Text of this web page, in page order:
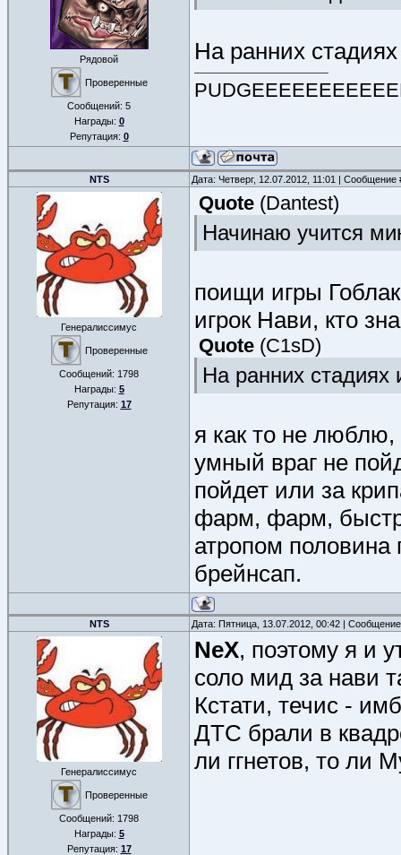
Рядовой
Проверенные
Сообщений: 5
Награды: 0
Репутация: 0
На ранних
NTS Дата: Четверг, 12.07.2012, 11:01 | Сообщение
Генералиссимус
Проверенные
Сообщений: 1798
Награды: 5
Репутация: 17
Quote (Dantest)
Начинаю учится
поищи игры
игрок Нави, кто
Quote (C1sD)
На ранних стадиях
я как то не люблю,
умный враг не
пойдет или за
фарм, фарм,
атропом половина
брейнсап.
NTS Дата: Пятница, 13.07.2012, 00:42 |
Генералиссимус
Проверенные
Сообщений: 1798
Награды: 5
Репутация: 17
NeX, поэтому я и
соло мид за нави
Кстати, течис -
ДТС брали в
ли ггнетов, то ли